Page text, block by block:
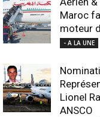
Maroc
moteur
- A LA UNE
Lionel
ANSCO